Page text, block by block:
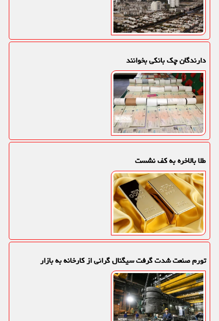
دارندگان چک بانکی بخوانند
طلا بالاخره به کف نشست
تورم صنعت شدت گرفت سیگنال گرانی از کارخانه به بازار